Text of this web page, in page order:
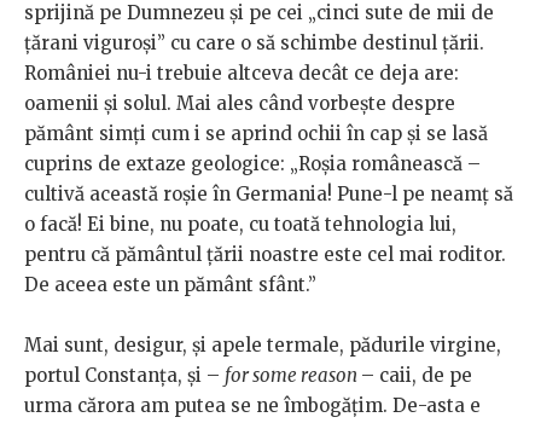
sprijină pe Dumnezeu și pe cei „cinci sute de mii de
țărani viguroși” cu care o să schimbe destinul țării.
României nu-i trebuie altceva decât ce deja are:
oamenii și solul. Mai ales când vorbește despre
pământ simți cum i se aprind ochii în cap și se lasă
cuprins de extaze geologice: „Roșia românească –
cultivă această roșie în Germania! Pune-l pe neamț să
o facă! Ei bine, nu poate, cu toată tehnologia lui,
pentru că pământul țării noastre este cel mai roditor.
De aceea este un pământ sfânt.”
Mai sunt, desigur, și apele termale, pădurile virgine,
portul Constanța, și – for some reason – caii, de pe
urma cărora am putea se ne îmbogățim. De-asta e